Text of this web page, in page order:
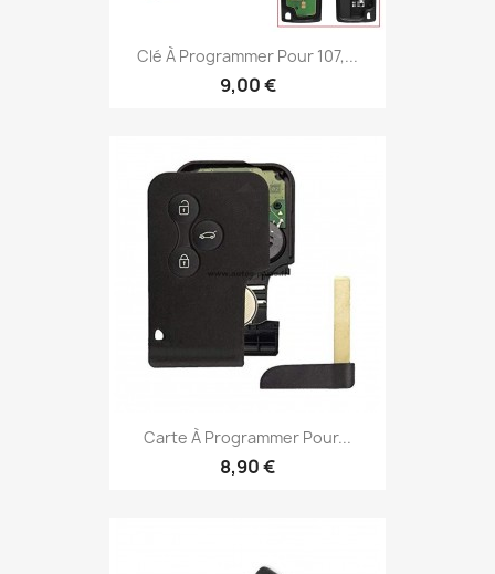
Clé À Programmer Pour 107,...
9,00 €
Carte À Programmer Pour...
8,90 €